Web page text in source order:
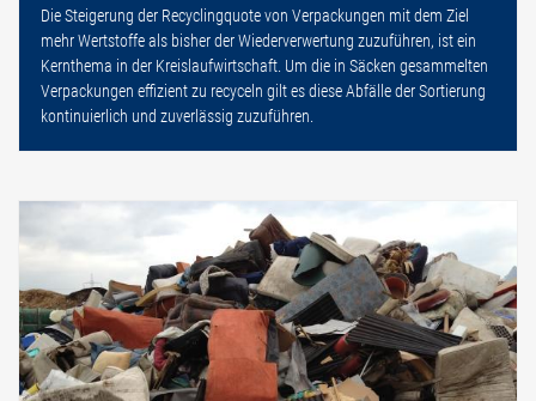
Die Steigerung der Recyclingquote von Verpackungen mit dem Ziel
mehr Wertstoffe als bisher der Wiederverwertung zuzuführen, ist ein
Kernthema in der Kreislaufwirtschaft. Um die in Säcken gesammelten
Verpackungen effizient zu recyceln gilt es diese Abfälle der Sortierung
kontinuierlich und zuverlässig zuzuführen.